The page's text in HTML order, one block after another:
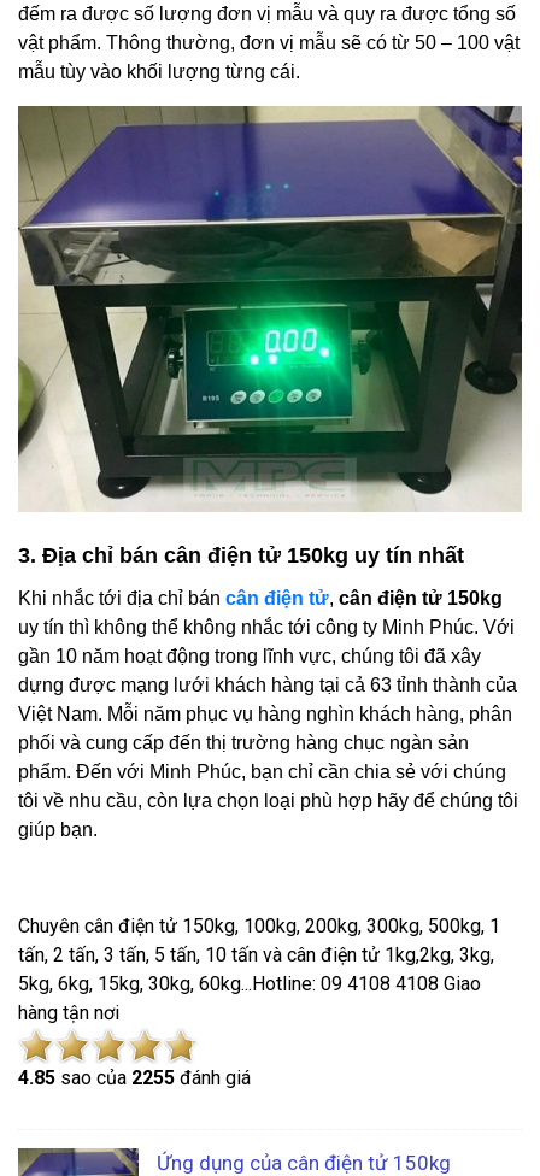
đếm ra được số lượng đơn vị mẫu và quy ra được tổng số
vật phẩm. Thông thường, đơn vị mẫu sẽ có từ 50 – 100 vật
mẫu tùy vào khối lượng từng cái.
3. Địa chỉ bán cân điện tử 150kg uy tín nhất
Khi nhắc tới địa chỉ bán cân điện tử, cân điện tử 150kg
uy tín thì không thể không nhắc tới công ty Minh Phúc. Với
gần 10 năm hoạt động trong lĩnh vực, chúng tôi đã xây
dựng được mạng lưới khách hàng tại cả 63 tỉnh thành của
Việt Nam. Mỗi năm phục vụ hàng nghìn khách hàng, phân
phối và cung cấp đến thị trường hàng chục ngàn sản
phẩm. Đến với Minh Phúc, bạn chỉ cần chia sẻ với chúng
tôi về nhu cầu, còn lựa chọn loại phù hợp hãy để chúng tôi
giúp bạn.
Chuyên cân điện tử 150kg, 100kg, 200kg, 300kg, 500kg, 1
tấn, 2 tấn, 3 tấn, 5 tấn, 10 tấn và cân điện tử 1kg,2kg, 3kg,
5kg, 6kg, 15kg, 30kg, 60kg...Hotline: 09 4108 4108 Giao
hàng tận nơi
4.85 sao của 2255 đánh giá
Ứng dụng của cân điện tử 150kg